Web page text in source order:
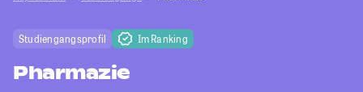
Studiengangsprofil Im Ranking
Pharmazie